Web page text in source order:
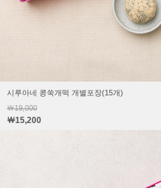
시루아네 콩쑥개떡 개별포장(15개)
￦19,000
￦15,200